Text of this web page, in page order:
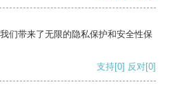
们带来了无限的隐私保护和安全性保
支持[0] 反对[0]